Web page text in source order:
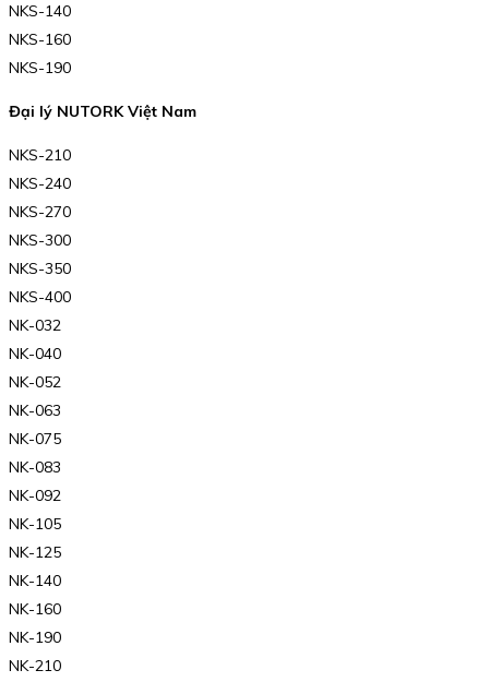
NKS-140
NKS-160
NKS-190
Đại lý NUTORK Việt Nam
NKS-210
NKS-240
NKS-270
NKS-300
NKS-350
NKS-400
NK-032
NK-040
NK-052
NK-063
NK-075
NK-083
NK-092
NK-105
NK-125
NK-140
NK-160
NK-190
NK-210